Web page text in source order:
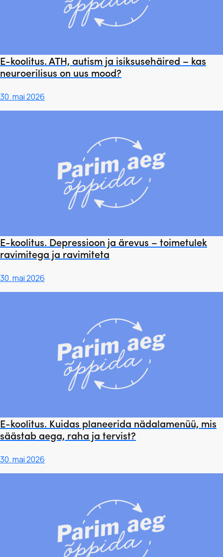
E-koolitus. ATH, autism ja isiksusehäired – kas
neuroerilisus on uus mood?
30. mai 2026
E-koolitus. Depressioon ja ärevus – toimetulek
ravimitega ja ravimiteta
30. mai 2026
E-koolitus. Kuidas planeerida nädalamenüü, mis
säästab aega, raha ja tervist?
30. mai 2026